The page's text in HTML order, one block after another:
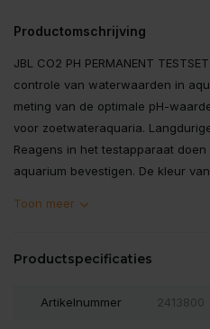
Productomschrijving
JBL CO2 PH PERMANENT
controle van waterwaarden in
meting van de optimale pH-
voor zoetwateraquaria.
Reagens in het testapparaat
aquarium bevestigen. De kleur
Toon meer
Productspecificaties
Artikelnummer 2413800